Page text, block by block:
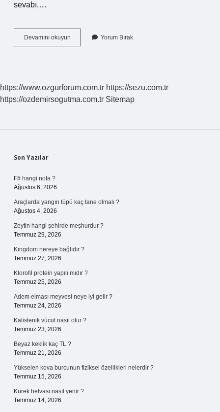
sevabı,…
Devamını okuyun Muharrem
Ayının
Tutulan
Orucun
Yorum Bırak
https://www.ozgurforum.com.tr https://sezu.com.tr
https://ozdemirsogutma.com.tr Sitemap
Sidebar
Son Yazılar
F# hangi nota ?
Ağustos 6, 2026
Araçlarda yangın tüpü kaç tane olmalı ?
Ağustos 4, 2026
Zeytin hangi şehirde meşhurdur ?
Temmuz 29, 2026
Kıngdom nereye bağlıdır ?
Temmuz 27, 2026
Klorofil protein yapılı mıdır ?
Temmuz 25, 2026
Adem elması meyvesi neye iyi gelir ?
Temmuz 24, 2026
Kalistenik vücut nasıl olur ?
Temmuz 23, 2026
Beyaz keklik kaç TL ?
Temmuz 21, 2026
Yükselen kova burcunun fiziksel özellikleri nelerdir ?
Temmuz 15, 2026
Kürek helvası nasıl yenir ?
Temmuz 14, 2026